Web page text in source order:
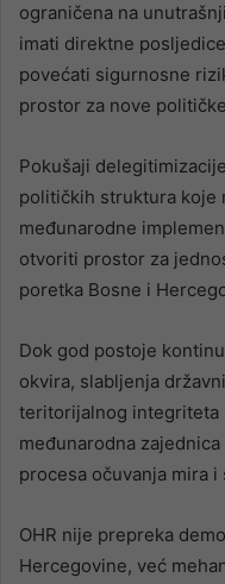
ograničena na
imati direktne
povećati sigurnosne
prostor za nove
Pokušaji
političkih struktura koje
međunarodne
otvoriti prostor za
poretka Bosne i
Dok god postoje
okvira, slabljenja
teritorijalnog integriteta
međunarodna
procesa očuvanja mira i
OHR nije prepreka
Hercegovine, već